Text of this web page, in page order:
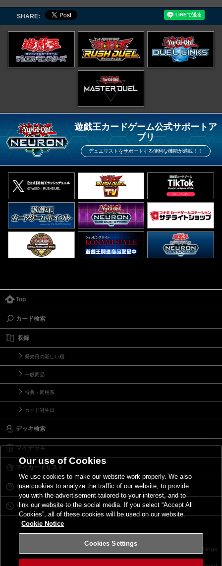
SHARE:
遊戯王カードゲーム公式サポートア
プリ
デュエリストをサポートする便利な機能が満載！！
Top
カード検索
収録
発売日の新しい順
一般商品
特典・同梱系
カード誕生日
デッキ検索
マイデッキ
マイカードリスト
Ｑ＆Ａ
リミットレギュレーション
サイトポリシー Cookies Settings
Our use of Cookies
We use cookies to make our website work properly. We also
use cookies to analyze the traffic of our website, to provide
you with the advertisement tailored to your interest, and to
link our website to the social media. If you select “Accept All
Cookies”, all of these cookies will be used on our website.
Cookie Notice
Cookies Settings